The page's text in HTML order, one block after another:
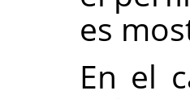
es
En el